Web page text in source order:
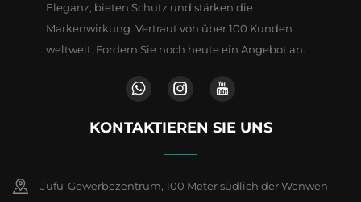
Eleganz, bieten Schutz und stärken die
Markenwirkung. Vertraut von über 100 Kunden
weltweit. Fordern Sie noch heute ein Angebot an.
KONTAKTIEREN SIE UNS
Jufu-Gewerbezentrum, 100 Meter südlich der Wenwen-